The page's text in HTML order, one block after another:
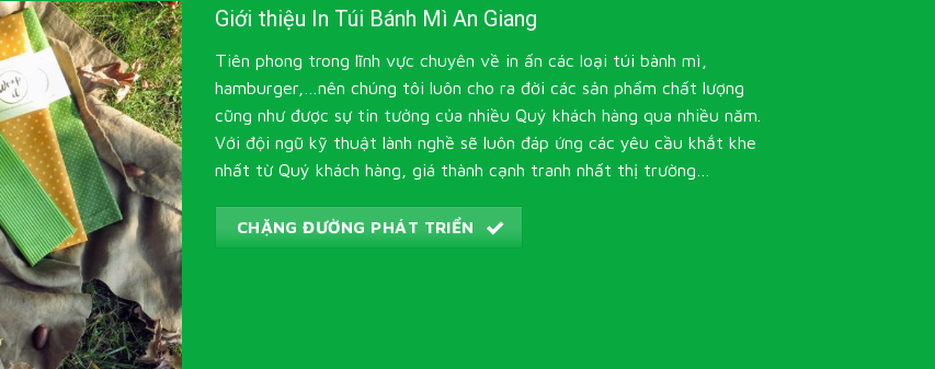
Giới thiệu In Túi Bánh Mì An Giang
Tiên phong trong lĩnh vực chuyên về in ấn các loại túi bành mì,
hamburger,…nên chúng tôi luôn cho ra đời các sản phẩm chất lượng
cũng như được sự tin tưởng của nhiều Quý khách hàng qua nhiều năm.
Với đội ngũ kỹ thuật lành nghề sẽ luôn đáp ứng các yêu cầu khắt khe
nhất từ Quý khách hàng, giá thành cạnh tranh nhất thị trường…
CHẶNG ĐƯỜNG PHÁT TRIỂN